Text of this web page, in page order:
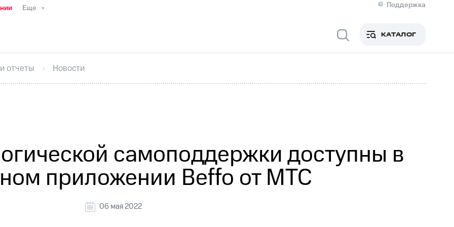
Еще
Поддержка
Медиа-центр
ИнтервьюФинансовая отчетностьКонтактыНовости в регионе
секретарьРаскрытие информации
кабинет акционераАкционерный капиталКонтроль и аудитРынок акций
КАТАЛОГ
отчеты Новости
самоподдержки доступны в
приложении Beffo от МТС
06 мая 2022